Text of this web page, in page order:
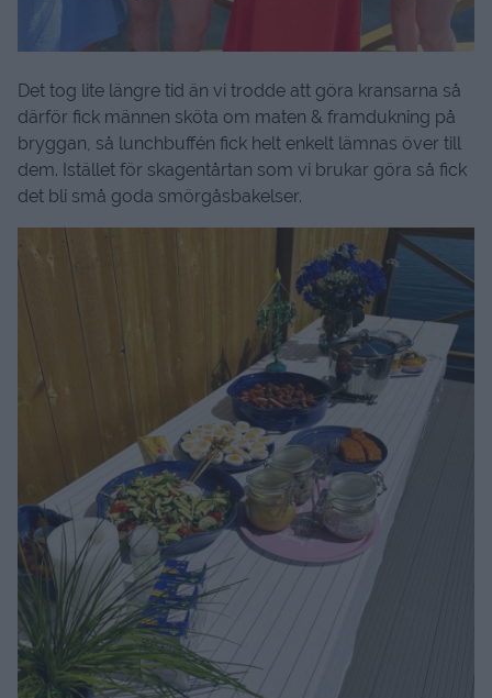
Det tog lite längre tid än vi trodde att göra kransarna så
därför fick männen sköta om maten & framdukning på
bryggan, så lunchbuffén fick helt enkelt lämnas över till
dem. Istället för skagentårtan som vi brukar göra så fick
det bli små goda smörgåsbakelser.